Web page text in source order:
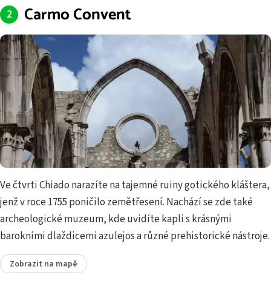
Carmo Convent
Ve čtvrti Chiado narazíte na tajemné ruiny gotického kláštera,
jenž v roce 1755 poničilo zemětřesení. Nachází se zde také
archeologické muzeum, kde uvidíte kapli s krásnými
barokními dlaždicemi azulejos a různé prehistorické nástroje.
Zobrazit na mapě